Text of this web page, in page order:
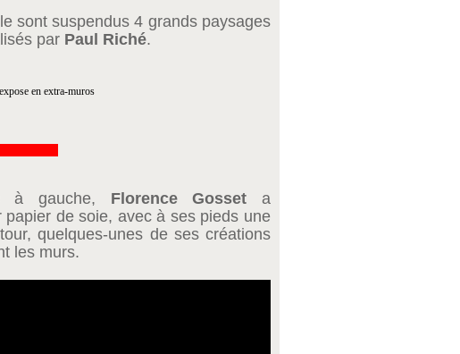
sont suspendus 4 grands paysages
par Paul Riché.
à gauche, Florence Gosset a
de soie, avec à ses pieds une
quelques-unes de ses créations
les murs.